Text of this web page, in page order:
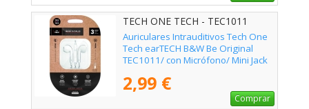
TECH ONE TECH - TEC1011
Auriculares Intrauditivos Tech One
Tech earTECH B&W Be Original
TEC1011/ con Micrófono/ Mini Jack
2,99 €
Comprar